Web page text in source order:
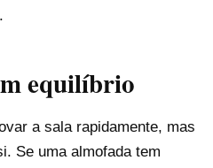
equilíbrio
a sala rapidamente, mas
Se uma almofada tem